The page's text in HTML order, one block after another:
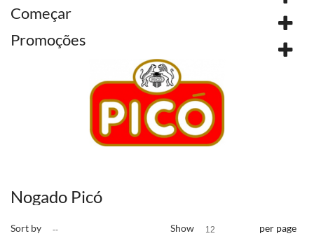
Começar
Promoções
Nogado Picó
Sort by -- Show 12 per page